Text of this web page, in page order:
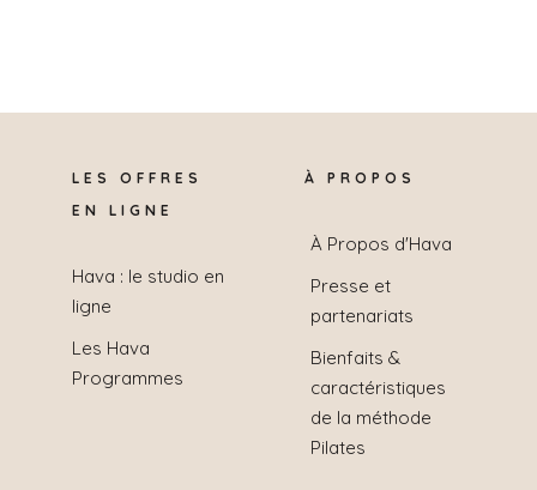
LES OFFRES
EN LIGNE
Hava : le studio en
ligne
Les Hava
Programmes
À PROPOS
À Propos d'Hava
Presse et
partenariats
Bienfaits &
caractéristiques
de la méthode
Pilates